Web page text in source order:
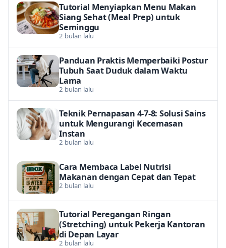
Tutorial Menyiapkan Menu Makan
Siang Sehat (Meal Prep) untuk
Seminggu
2 bulan lalu
Panduan Praktis Memperbaiki Postur
Tubuh Saat Duduk dalam Waktu
Lama
2 bulan lalu
Teknik Pernapasan 4-7-8: Solusi Sains
untuk Mengurangi Kecemasan
Instan
2 bulan lalu
Cara Membaca Label Nutrisi
Makanan dengan Cepat dan Tepat
2 bulan lalu
Tutorial Peregangan Ringan
(Stretching) untuk Pekerja Kantoran
di Depan Layar
2 bulan lalu